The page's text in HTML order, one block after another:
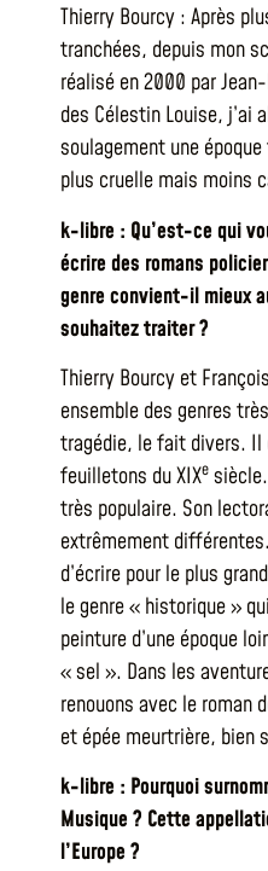
Thierry Bourcy : Après
tranchées, depuis mon
réalisé en 2000 par
des Célestin Louise, j’ai
soulagement une
plus cruelle mais moins
k-libre : Qu’est-ce qui
écrire des romans
genre convient-il mieux
souhaitez traiter ?
Thierry Bourcy et
ensemble des genres
tragédie, le fait divers. Il
feuilletons du XIXe
très populaire. Son
extrêmement
d’écrire pour le plus
le genre « historique »
peinture d’une époque
« sel ». Dans les
renouons avec le roman
et épée meurtrière, bien
k-libre : Pourquoi
Musique ? Cette
l’Europe ?